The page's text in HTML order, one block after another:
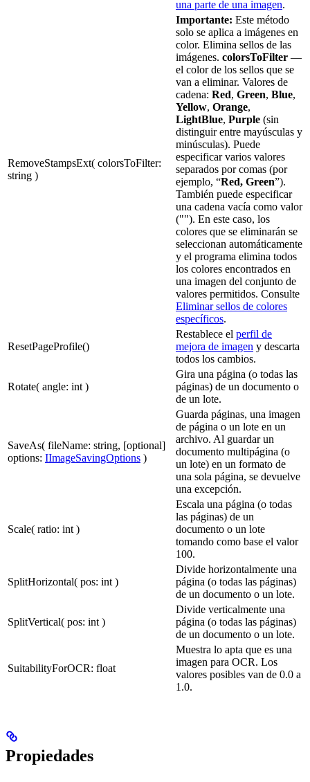
una parte de una imagen.
RemoveStampsExt( colorsToFilter:
string )
Importante: Este método
solo se aplica a imágenes en
color. Elimina sellos de las
imágenes. colorsToFilter —
el color de los sellos que se
van a eliminar. Valores de
cadena: Red, Green, Blue,
Yellow, Orange,
LightBlue, Purple (sin
distinguir entre mayúsculas y
minúsculas). Puede
especificar varios valores
separados por comas (por
ejemplo, “Red, Green”).
También puede especificar
una cadena vacía como valor
(""). En este caso, los
colores que se eliminarán se
seleccionan automáticamente
y el programa elimina todos
los colores encontrados en
una imagen del conjunto de
valores permitidos. Consulte
Eliminar sellos de colores
específicos.
ResetPageProfile()
Restablece el perfil de
mejora de imagen y descarta
todos los cambios.
Rotate( angle: int )
Gira una página (o todas las
páginas) de un documento o
de un lote.
SaveAs( fileName: string, [optional]
options: IImageSavingOptions )
Guarda páginas, una imagen
de página o un lote en un
archivo. Al guardar un
documento multipágina (o
un lote) en un formato de
una sola página, se devuelve
una excepción.
Scale( ratio: int )
Escala una página (o todas
las páginas) de un
documento o un lote
tomando como base el valor
100.
SplitHorizontal( pos: int )
Divide horizontalmente una
página (o todas las páginas)
de un documento o un lote.
SplitVertical( pos: int )
Divide verticalmente una
página (o todas las páginas)
de un documento o un lote.
SuitabilityForOCR: float
Muestra lo apta que es una
imagen para OCR. Los
valores posibles van de 0.0 a
1.0.
Propiedades